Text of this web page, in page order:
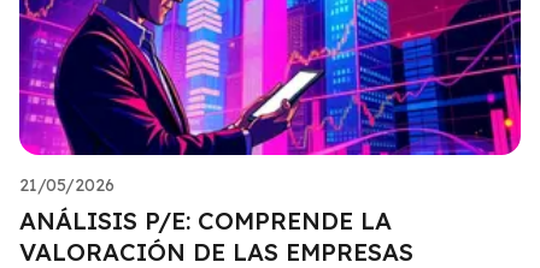
21/05/2026
ANÁLISIS P/E: COMPRENDE LA
VALORACIÓN DE LAS EMPRESAS